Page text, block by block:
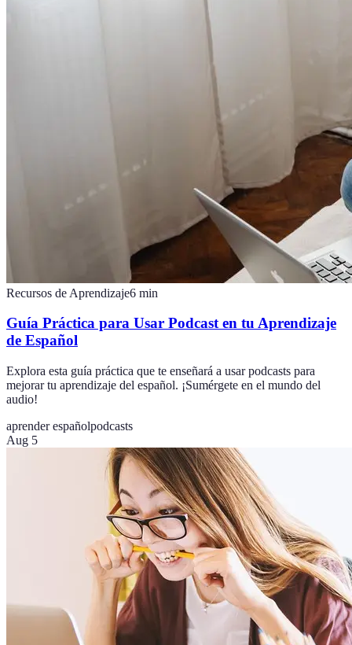
Recursos de Aprendizaje6 min
Guía Práctica para Usar Podcast en tu Aprendizaje
de Español
Explora esta guía práctica que te enseñará a usar podcasts para
mejorar tu aprendizaje del español. ¡Sumérgete en el mundo del
audio!
aprender españolpodcasts
Aug 5